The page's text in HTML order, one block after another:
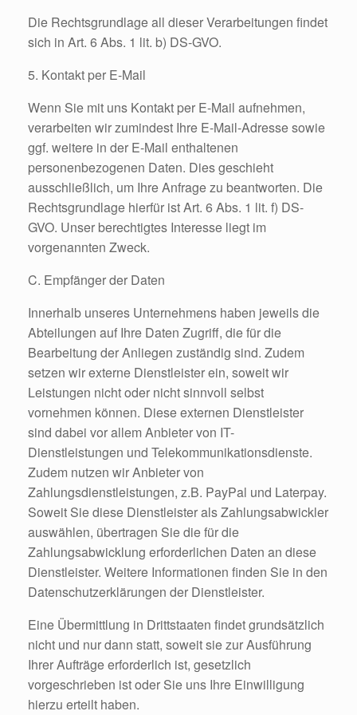
Die Rechtsgrundlage all dieser Verarbeitungen findet
sich in Art. 6 Abs. 1 lit. b) DS-GVO.
5. Kontakt per E-Mail
Wenn Sie mit uns Kontakt per E-Mail aufnehmen,
verarbeiten wir zumindest Ihre E-Mail-Adresse sowie
ggf. weitere in der E-Mail enthaltenen
personenbezogenen Daten. Dies geschieht
ausschließlich, um Ihre Anfrage zu beantworten. Die
Rechtsgrundlage hierfür ist Art. 6 Abs. 1 lit. f) DS-
GVO. Unser berechtigtes Interesse liegt im
vorgenannten Zweck.
C. Empfänger der Daten
Innerhalb unseres Unternehmens haben jeweils die
Abteilungen auf Ihre Daten Zugriff, die für die
Bearbeitung der Anliegen zuständig sind. Zudem
setzen wir externe Dienstleister ein, soweit wir
Leistungen nicht oder nicht sinnvoll selbst
vornehmen können. Diese externen Dienstleister
sind dabei vor allem Anbieter von IT-
Dienstleistungen und Telekommunikationsdienste.
Zudem nutzen wir Anbieter von
Zahlungsdienstleistungen, z.B. PayPal und Laterpay.
Soweit Sie diese Dienstleister als Zahlungsabwickler
auswählen, übertragen Sie die für die
Zahlungsabwicklung erforderlichen Daten an diese
Dienstleister. Weitere Informationen finden Sie in den
Datenschutzerklärungen der Dienstleister.
Eine Übermittlung in Drittstaaten findet grundsätzlich
nicht und nur dann statt, soweit sie zur Ausführung
Ihrer Aufträge erforderlich ist, gesetzlich
vorgeschrieben ist oder Sie uns Ihre Einwilligung
hierzu erteilt haben.